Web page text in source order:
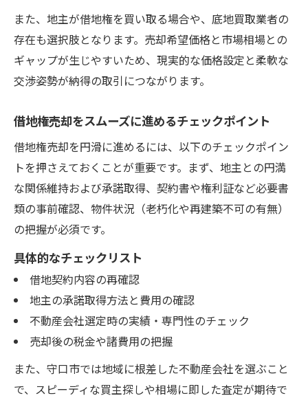
また、地主が借地権を買い取る場合や、底地買取業者の
存在も選択肢となります。売却希望価格と市場相場との
ギャップが生じやすいため、現実的な価格設定と柔軟な
交渉姿勢が納得の取引につながります。
借地権売却をスムーズに進めるチェックポイント
借地権売却を円滑に進めるには、以下のチェックポイン
トを押さえておくことが重要です。まず、地主との円満
な関係維持および承諾取得、契約書や権利証など必要書
類の事前確認、物件状況（老朽化や再建築不可の有無）
の把握が必須です。
具体的なチェックリスト
借地契約内容の再確認
地主の承諾取得方法と費用の確認
不動産会社選定時の実績・専門性のチェック
売却後の税金や諸費用の把握
また、守口市では地域に根差した不動産会社を選ぶこと
で、スピーディな買主探しや相場に即した査定が期待で